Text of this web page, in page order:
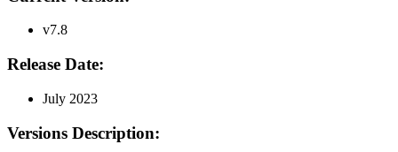
v7.8
Release Date:
July 2023
Versions Description: